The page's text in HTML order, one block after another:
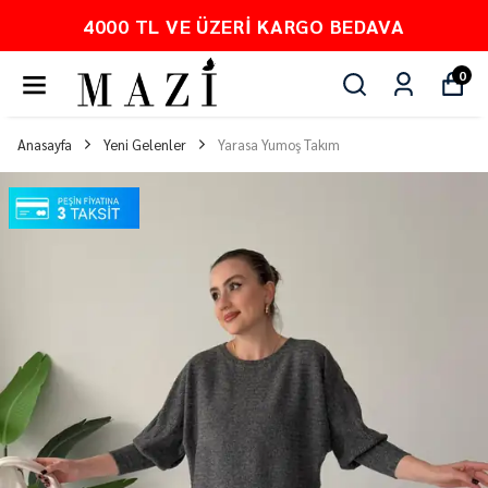
TL VE ÜZERI KARGO BEDAVA
0
Anasayfa Yeni Gelenler Yarasa Yumoş Takım